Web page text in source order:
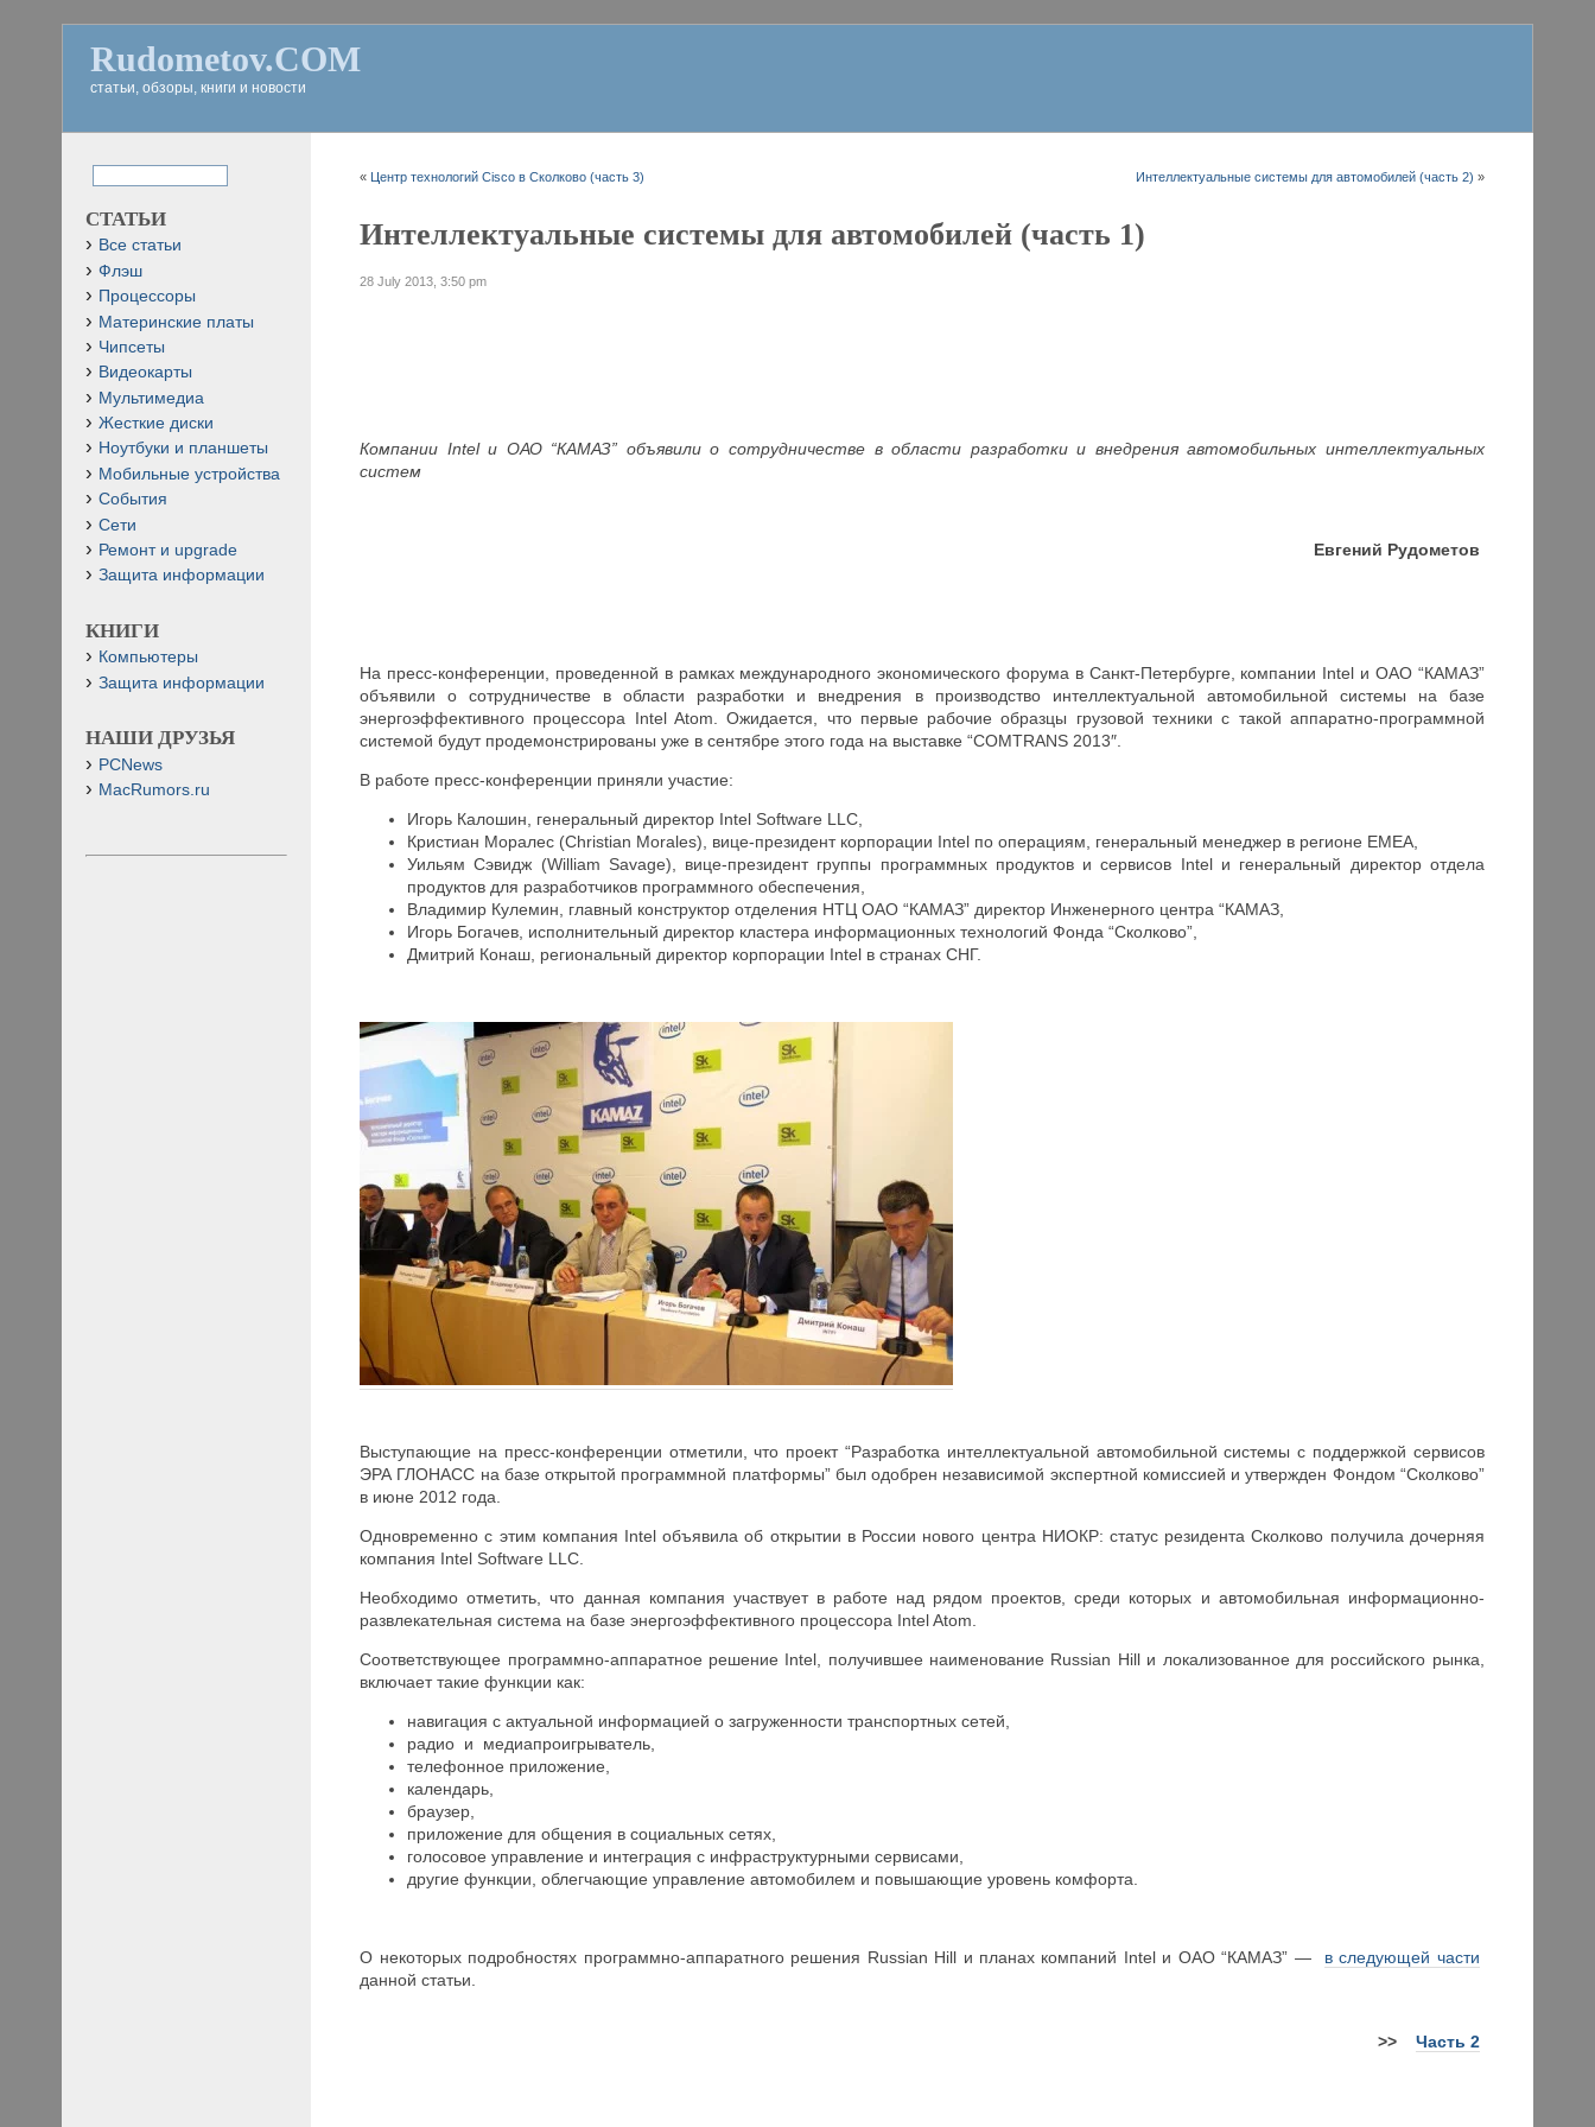
Rudometov.COM
статьи, обзоры, книги и новости
« Центр технологий Cisco в Сколково (часть 3) Интеллектуальные системы для автомобилей (часть 2) »
Интеллектуальные системы для автомобилей (часть 1)
28 July 2013, 3:50 pm
Компании Intel и ОАО “КАМАЗ” объявили о сотрудничестве в области разработки и внедрения автомобильных интеллектуальных
систем
Евгений Рудометов
На пресс-конференции, проведенной в рамках международного экономического форума в Санкт-Петербурге, компании Intel и ОАО “КАМАЗ”
объявили о сотрудничестве в области разработки и внедрения в производство интеллектуальной автомобильной системы на базе
энергоэффективного процессора Intel Atom. Ожидается, что первые рабочие образцы грузовой техники с такой аппаратно-программной
системой будут продемонстрированы уже в сентябре этого года на выставке “COMTRANS 2013″.
В работе пресс-конференции приняли участие:
Игорь Калошин, генеральный директор Intel Software LLC,
Кристиан Моралес (Christian Morales), вице-президент корпорации Intel по операциям, генеральный менеджер в регионе ЕМЕА,
Уильям Сэвидж (William Savage), вице-президент группы программных продуктов и сервисов Intel и генеральный директор отдела
продуктов для разработчиков программного обеспечения,
Владимир Кулемин, главный конструктор отделения НТЦ ОАО “КАМАЗ” директор Инженерного центра “КАМАЗ,
Игорь Богачев, исполнительный директор кластера информационных технологий Фонда “Сколково”,
Дмитрий Конаш, региональный директор корпорации Intel в странах СНГ.
Выступающие на пресс-конференции отметили, что проект “Разработка интеллектуальной автомобильной системы с поддержкой сервисов
ЭРА ГЛОНАСС на базе открытой программной платформы” был одобрен независимой экспертной комиссией и утвержден Фондом “Сколково”
в июне 2012 года.
Одновременно с этим компания Intel объявила об открытии в России нового центра НИОКР: статус резидента Сколково получила дочерняя
компания Intel Software LLC.
Необходимо отметить, что данная компания участвует в работе над рядом проектов, среди которых и автомобильная информационно-
развлекательная система на базе энергоэффективного процессора Intel Atom.
Соответствующее программно-аппаратное решение Intel, получившее наименование Russian Hill и локализованное для российского рынка,
включает такие функции как:
навигация с актуальной информацией о загруженности транспортных сетей,
радио и медиапроигрыватель,
телефонное приложение,
календарь,
браузер,
приложение для общения в социальных сетях,
голосовое управление и интеграция с инфраструктурными сервисами,
другие функции, облегчающие управление автомобилем и повышающие уровень комфорта.
О некоторых подробностях программно-аппаратного решения Russian Hill и планах компаний Intel и ОАО “КАМАЗ” — в следующей части
данной статьи.
>> Часть 2
СТАТЬИ
Все статьи
Флэш
Процессоры
Материнские платы
Чипсеты
Видеокарты
Мультимедиа
Жесткие диски
Ноутбуки и планшеты
Мобильные устройства
События
Сети
Ремонт и upgrade
Защита информации
КНИГИ
Компьютеры
Защита информации
НАШИ ДРУЗЬЯ
PCNews
MacRumors.ru